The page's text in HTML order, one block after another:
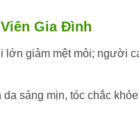
Gia Đình
lớn giảm mệt mỏi; người
sáng mịn, tóc chắc